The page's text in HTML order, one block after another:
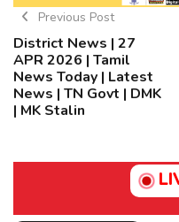
Previous Post
District News | 27
APR 2026 | Tamil
News Today | Latest
News | TN Govt | DMK
| MK Stalin